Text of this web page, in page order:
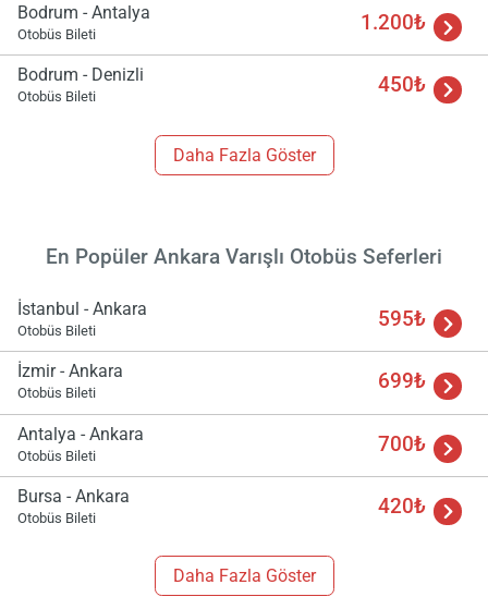
Bodrum - Antalya
Otobüs Bileti 1.200₺
Bodrum - Denizli
Otobüs Bileti 450₺
Daha Fazla Göster
En Popüler Ankara Varışlı Otobüs Seferleri
İstanbul - Ankara
Otobüs Bileti 595₺
İzmir - Ankara
Otobüs Bileti 699₺
Antalya - Ankara
Otobüs Bileti 700₺
Bursa - Ankara
Otobüs Bileti 420₺
Daha Fazla Göster